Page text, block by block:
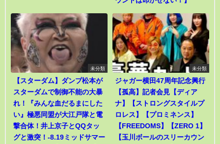
未分類
【スターダム】ダンプ松本が
スターダムで制御不能の大暴
れ！『みんな血だるまにした
い』極悪同盟が大江戸隊と電
撃合体！井上京子とQQタッ
グと激突！-8.19ミッドサマー
未分類
ジャガー横田47周年記念興行
【孤高】記者会見【ディア
ナ】【ストロングスタイルプ
ロレス】【プロミネンス】
【FREEDOMS】【ZERO 1】
【玉川ボールのスリーカウン